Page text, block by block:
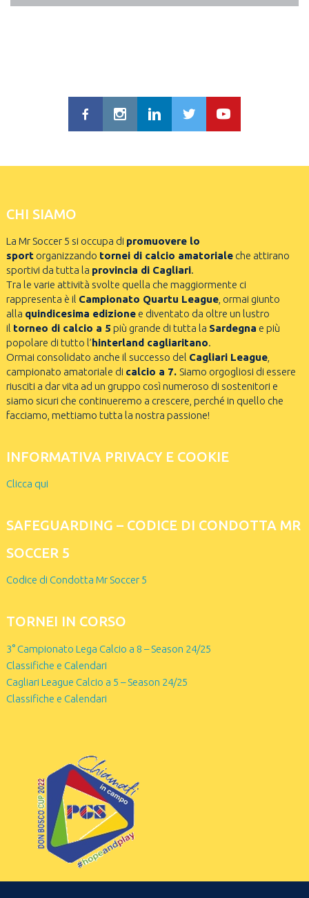
CHI SIAMO
La Mr Soccer 5 si occupa di promuovere lo
sportorganizzando tornei di calcio amatorialeche attirano
sportivi da tutta la provincia di Cagliari.
Tra le varie attività svolte quella che maggiormente ci
rappresenta è il Campionato Quartu League, ormai giunto
alla quindicesima edizionee diventato da oltre un lustro
il torneo di calcio a 5 più grande di tutta la Sardegna e più
popolare di tutto l’hinterland cagliaritano.
Ormai consolidato anche il successo del Cagliari League,
campionato amatoriale di calcio a 7. Siamo orgogliosi di essere
riusciti a dar vita ad un gruppo così numeroso di sostenitori e
siamo sicuri che continueremo a crescere, perché in quello che
facciamo, mettiamo tutta la nostra passione!
INFORMATIVA PRIVACY E COOKIE
Clicca qui
SAFEGUARDING – CODICE DI CONDOTTA MR
SOCCER 5
Codice di Condotta Mr Soccer 5
TORNEI IN CORSO
3° Campionato Lega Calcio a 8 – Season 24/25
Classifiche e Calendari
Cagliari League Calcio a 5 – Season 24/25
Classifiche e Calendari